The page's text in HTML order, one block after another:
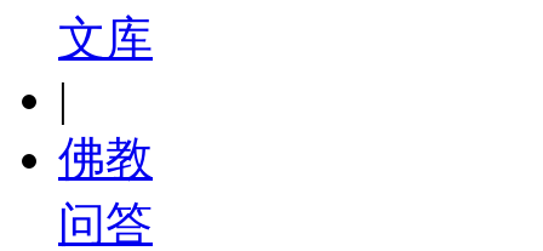
文库
|
佛教
问答